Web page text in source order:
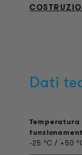
Dati
-25 °C / +50